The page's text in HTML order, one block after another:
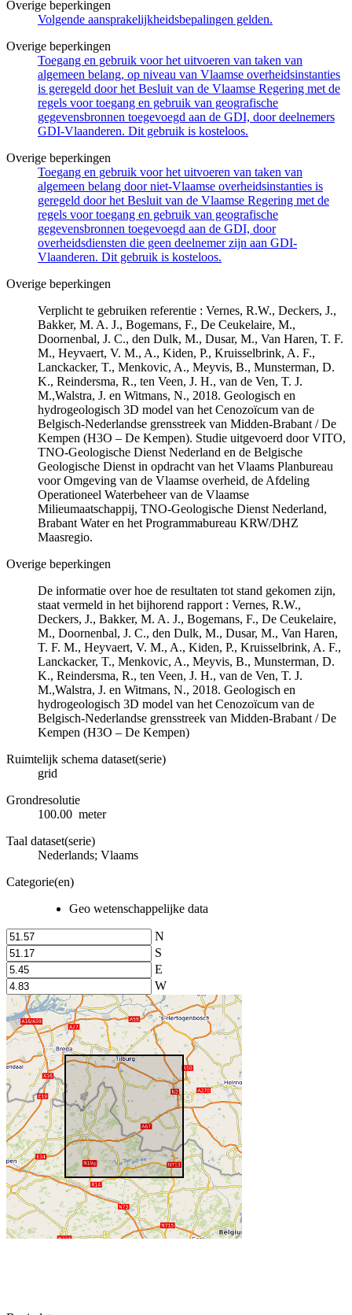
Overige beperkingen
Volgende aansprakelijkheidsbepalingen gelden.
Overige beperkingen
Toegang en gebruik voor het uitvoeren van taken van
algemeen belang, op niveau van Vlaamse overheidsinstanties
is geregeld door het Besluit van de Vlaamse Regering met de
regels voor toegang en gebruik van geografische
gegevensbronnen toegevoegd aan de GDI, door deelnemers
GDI-Vlaanderen. Dit gebruik is kosteloos.
Overige beperkingen
Toegang en gebruik voor het uitvoeren van taken van
algemeen belang door niet-Vlaamse overheidsinstanties is
geregeld door het Besluit van de Vlaamse Regering met de
regels voor toegang en gebruik van geografische
gegevensbronnen toegevoegd aan de GDI, door
overheidsdiensten die geen deelnemer zijn aan GDI-
Vlaanderen. Dit gebruik is kosteloos.
Overige beperkingen
Verplicht te gebruiken referentie : Vernes, R.W., Deckers, J.,
Bakker, M. A. J., Bogemans, F., De Ceukelaire, M.,
Doornenbal, J. C., den Dulk, M., Dusar, M., Van Haren, T. F.
M., Heyvaert, V. M., A., Kiden, P., Kruisselbrink, A. F.,
Lanckacker, T., Menkovic, A., Meyvis, B., Munsterman, D.
K., Reindersma, R., ten Veen, J. H., van de Ven, T. J.
M.,Walstra, J. en Witmans, N., 2018. Geologisch en
hydrogeologisch 3D model van het Cenozoïcum van de
Belgisch-Nederlandse grensstreek van Midden-Brabant / De
Kempen (H3O – De Kempen). Studie uitgevoerd door VITO,
TNO-Geologische Dienst Nederland en de Belgische
Geologische Dienst in opdracht van het Vlaams Planbureau
voor Omgeving van de Vlaamse overheid, de Afdeling
Operationeel Waterbeheer van de Vlaamse
Milieumaatschappij, TNO-Geologische Dienst Nederland,
Brabant Water en het Programmabureau KRW/DHZ
Maasregio.
Overige beperkingen
De informatie over hoe de resultaten tot stand gekomen zijn,
staat vermeld in het bijhorend rapport : Vernes, R.W.,
Deckers, J., Bakker, M. A. J., Bogemans, F., De Ceukelaire,
M., Doornenbal, J. C., den Dulk, M., Dusar, M., Van Haren,
T. F. M., Heyvaert, V. M., A., Kiden, P., Kruisselbrink, A. F.,
Lanckacker, T., Menkovic, A., Meyvis, B., Munsterman, D.
K., Reindersma, R., ten Veen, J. H., van de Ven, T. J.
M.,Walstra, J. en Witmans, N., 2018. Geologisch en
hydrogeologisch 3D model van het Cenozoïcum van de
Belgisch-Nederlandse grensstreek van Midden-Brabant / De
Kempen (H3O – De Kempen)
Ruimtelijk schema dataset(serie)
grid
Grondresolutie
100.00 meter
Taal dataset(serie)
Nederlands; Vlaams
Categorie(en)
Geo wetenschappelijke data
N
S
E
W